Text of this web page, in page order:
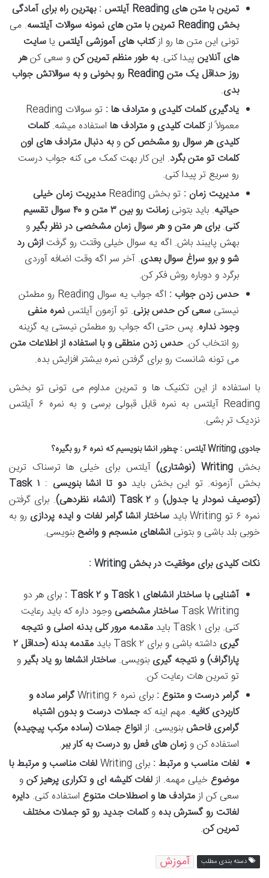
تمرین با متن های
آیلتس : بهترین راه برای آمادگی
بخش
تمرین با متن های نمونه سوالات آیلتسه. می
تونی این متن ها رو ازکتاب های آموزشی آیلتس یاسایت
های آنلاین پیدا کنی.به طور منظم تمرین کنو سعی کنهر
روز حداقل یک متن
رو بخونی و به سوالاتش جواب
بدی.
یادگیری کلمات کلیدی و مترادف ها :
تو سوالات Reading
معمولاً ازکلمات کلیدی و مترادف ها استفاده میشه.کلمات
کلیدی هر سوال رو مشخص کنوبه دنبال مترادف های اون
کلمات تو متن بگرد. این کار بهت کمک می کنه جواب درست
رو سریع تر پیدا کنی.
مدیریت زمان : تو بخش Reading
مدیریت زمان خیلی
حیاتیه. باید بتونی زمانت رو بین۳متن و۴۰سوال تقسیم
کنی.برای هر متن و هر سوال زمان مشخصی در نظر بگیرو
بهش پایبند باش. اگه یه سوال خیلی وقتت رو گرفت ازش رد
شو و برو سراغ سوال بعدی. آخر سر اگه وقت اضافه آوردی
برگرد و دوباره روش فکر کن.
حدس زدن جواب :
اگه جواب یه سوال Reading رو مطمئن
نیستی سعی کن حدس بزنی. تو آزمون آیلتس نمره منفی
وجود نداره. پس حتی اگه جواب رو مطمئن نیستی یه گزینه
رو انتخاب کن. حدس زدن منطقی و با استفاده از اطلاعات متن
می تونه شانست رو برای گرفتن نمره بیشتر افزایش بده.
با استفاده از این تکنیک ها و تمرین مداوم می تونی تو بخش
Reading آیلتس به نمره قابل قبولی برسی و به نمره ۶ آیلتس
نزدیک تر بشی.
جادوی Writing آیلتس : چطور انشا بنویسیم که نمره ۶ رو بگیره؟
بخشWriting ( نوشتاری) آیلتس برای خیلی ها ترسناک ترین
بخش آزمونه. تو این بخش بایددو تا انشا بنویسی :
Task ۱
(توصیف نمودار یا جدول) و Task۲ (انشاء نظردهی). برای گرفتن
نمره ۶ تو Writing باید
ساختار انشا گرامر لغات و ایده پردازی رو به
خوبی بلد باشی و بتونی انشاهای منسجم و واضح بنویسی.
نکات کلیدی برای موفقیت در بخش
:
آشنایی با ساختار انشاهای ۱ و۲ : برای هر دو
Task Writing ساختار مشخصی وجود داره که باید رعایت
کنی. برای
مقدمه مرور کلی بدنه اصلی و نتیجه
گیری داشته باشی و برای Task ۲ باید مقدمه بدنه (حداقل ۲
پاراگراف) و نتیجه گیری بنویسی. ساختار انشاها رو یاد بگیرو
تو تمرین هات رعایت کن.
گرامر درست و متنوع : برای نمره ۶ Writing
گرامر ساده و
کاربردی کافیه. مهم اینه که جملات درست و بدون اشتباه
گرامری فاحش بنویسی. ازانواع جملات (ساده مرکب پیچیده)
استفاده کن وزمان های فعل رو درست به کار ببر.
لغات مناسب و مرتبط : برای Writing
لغات مناسب و مرتبط با
موضوع خیلی مهمه. ازلغات کلیشه ای و تکراری پرهیز کنو
سعی کن ازمترادف ها و اصطلاحات متنوع استفاده کنی. دایره
لغاتت رو گسترش بده وکلمات جدید رو تو جملات مختلف
تمرین کن.
دسته بندی مطلب آموزش